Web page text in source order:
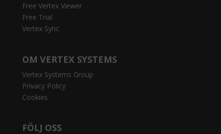
Free Vertex Viewer
Free Trial
Vertex Sync
OM VERTEX SYSTEMS
Vertex Systems Group
Privacy Policy
Cookies
FÖLJ OSS